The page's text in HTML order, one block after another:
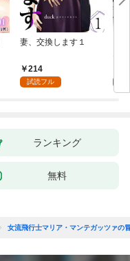
妻、交換します１
214
試読フル
な
ランキング
無料
女流飛行士マリア・マンテガッツァの